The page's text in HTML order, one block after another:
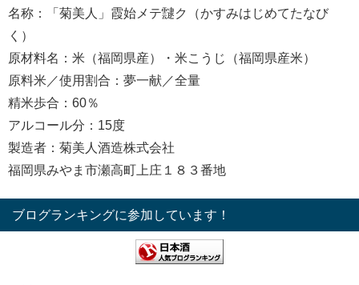
名称：「菊美人」霞始メテ靆ク（かすみはじめてたなび
く）
原材料名：米（福岡県産）・米こうじ（福岡県産米）
原料米／使用割合：夢一献／全量
精米歩合：60％
アルコール分：15度
製造者：菊美人酒造株式会社
福岡県みやま市瀬高町上庄１８３番地
ブログランキングに参加しています！